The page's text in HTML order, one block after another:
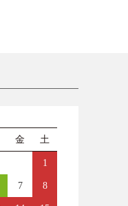
金 土
1
7 8